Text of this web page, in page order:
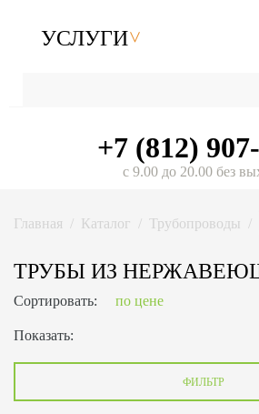
УСЛУГИ
+7 (812)
с 9.00 до 20.00 без
Главная Каталог Трубопроводы
ТРУБЫ ИЗ
Сортировать: по цене
Показать:
ФИЛЬТР